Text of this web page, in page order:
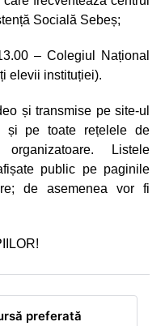
Socială Sebeș;
– Colegiul Național
elevii instituției).
și transmise pe site-ul
și pe toate rețelele de
Listele
public pe paginile
de asemenea vor fi
preferată